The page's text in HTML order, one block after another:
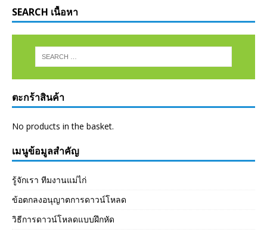
SEARCH เนื้อหา
ตะกร้าสินค้า
No products in the basket.
เมนูข้อมูลสำคัญ
รู้จักเรา ทีมงานแม่ไก่
ข้อตกลงอนุญาตการดาวน์โหลด
วิธีการดาวน์โหลดแบบฝึกหัด